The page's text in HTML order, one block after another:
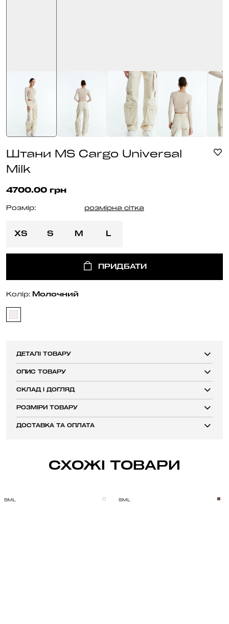
Штани MS Cargo Universal
Milk
4700.00 грн
Розмір: розмірна сітка
XS S M L
ПРИДБАТИ
Колір: Молочний
ДЕТАЛІ ТОВАРУ
ОПИС ТОВАРУ
СКЛАД І ДОГЛЯД
РОЗМІРИ ТОВАРУ
ДОСТАВКА ТА ОПЛАТА
СХОЖІ ТОВАРИ
SM L SM L